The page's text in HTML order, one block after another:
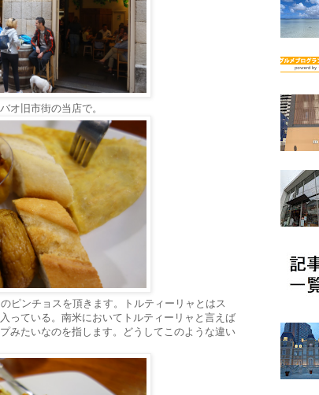
オ旧市街の当店で。
ピンチョスを頂きます。トルティーリャとはス
っている。南米においてトルティーリャと言えば
みたいなのを指します。どうしてこのような違い